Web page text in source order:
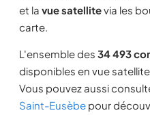
et la vue satellitevia les
carte.
L'ensemble des 34 493
disponibles en vue
Vous pouvez aussi
Saint-Eusèbe pour